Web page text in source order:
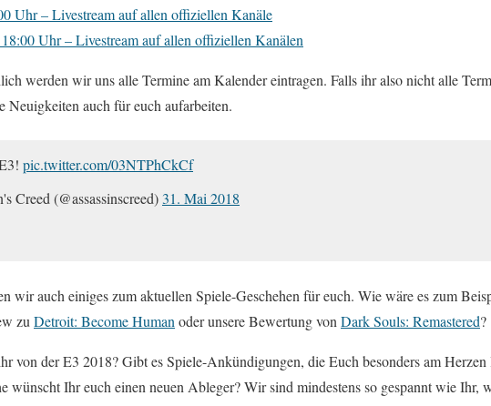
Uhr – Livestream auf allen offiziellen Kanäle
Uhr – Livestream auf allen offiziellen Kanälen
werden wir uns alle Termine am Kalender eintragen. Falls ihr also nicht alle
Neuigkeiten auch für euch aufarbeiten.
pic.twitter.com/03NTPhCkCf
Creed (@assassinscreed) 31. Mai 2018
wir auch einiges zum aktuellen Spiele-Geschehen für euch. Wie wäre es zum
zu Detroit: Become Human oder unsere Bewertung von Dark Souls: Remastered?
von der E3 2018? Gibt es Spiele-Ankündigungen, die Euch besonders am
wünscht Ihr euch einen neuen Ableger? Wir sind mindestens so gespannt wie Ihr,